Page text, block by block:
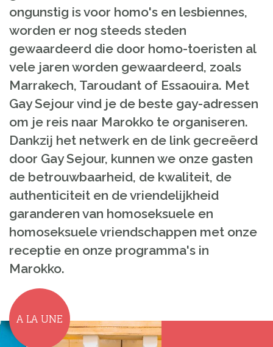
ongunstig is voor homo's en lesbiennes,
worden er nog steeds steden
gewaardeerd die door homo-toeristen al
vele jaren worden gewaardeerd, zoals
Marrakech, Taroudant of Essaouira. Met
Gay Sejour vind je de beste gay-adressen
om je reis naar Marokko te organiseren.
Dankzij het netwerk en de link gecreëerd
door Gay Sejour, kunnen we onze gasten
de betrouwbaarheid, de kwaliteit, de
authenticiteit en de vriendelijkheid
garanderen van homoseksuele en
homoseksuele vriendschappen met onze
receptie en onze programma's in
Marokko.
A LA UNE